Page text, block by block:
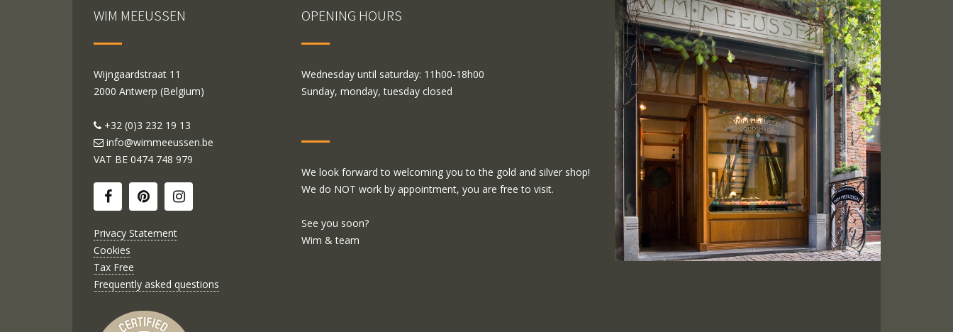
WIM MEEUSSEN
Wijngaardstraat 11
2000 Antwerp (Belgium)
+32 (0)3 232 19 13
info@wimmeeussen.be
VAT BE 0474 748 979
Privacy Statement
Cookies
Tax Free
Frequently asked questions
OPENING HOURS
Wednesday until saturday: 11h00-18h00
Sunday, monday, tuesday closed
We look forward to welcoming you to the gold and silver shop!
We do NOT work by appointment, you are free to visit.
See you soon?
Wim & team